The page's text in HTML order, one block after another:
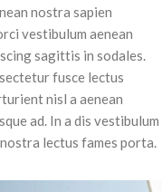
nostra sapien
vestibulum aenean
sagittis in sodales.
fusce lectus
nisl a aenean
ad. In a dis vestibulum
lectus fames porta.